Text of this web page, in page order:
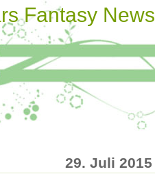
Fantasy News
29. Juli 2015